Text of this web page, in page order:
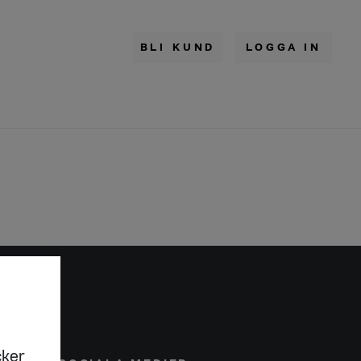
BLI KUND LOGGA IN